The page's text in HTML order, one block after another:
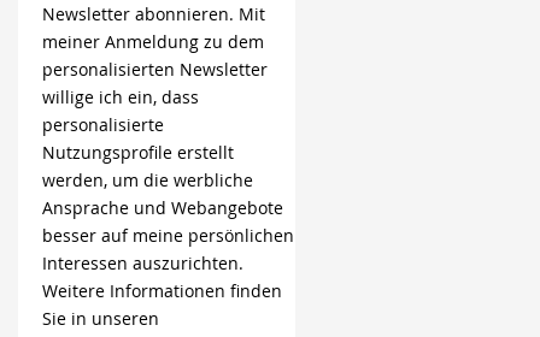
Newsletter abonnieren. Mit
meiner Anmeldung zu dem
personalisierten Newsletter
willige ich ein, dass
personalisierte
Nutzungsprofile erstellt
werden, um die werbliche
Ansprache und Webangebote
besser auf meine persönlichen
Interessen auszurichten.
Weitere Informationen finden
Sie in unseren